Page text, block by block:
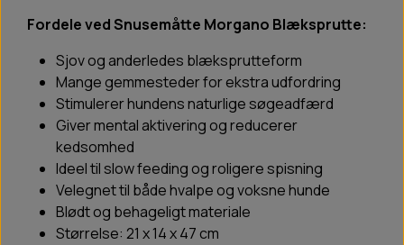
Fordele ved Snusemåtte Morgano Blæksprutte:
Sjov og anderledes blæksprutteform
Mange gemmesteder for ekstra udfordring
Stimulerer hundens naturlige søgeadfærd
Giver mental aktivering og reducerer
kedsomhed
Ideel til slow feeding og roligere spisning
Velegnet til både hvalpe og voksne hunde
Blødt og behageligt materiale
Størrelse: 21 x 14 x 47 cm